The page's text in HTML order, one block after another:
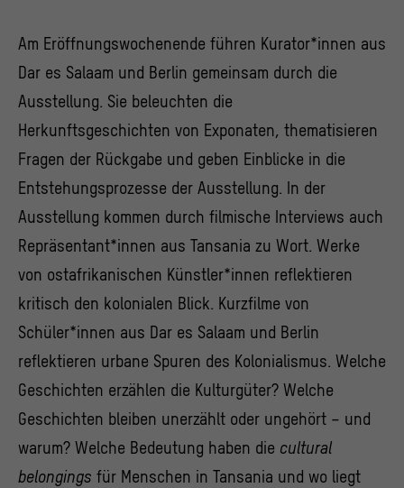
Am Eröffnungswochenende führen Kurator*innen aus
Dar es Salaam und Berlin gemeinsam durch die
Ausstellung. Sie beleuchten die
Herkunftsgeschichten von Exponaten, thematisieren
Fragen der Rückgabe und geben Einblicke in die
Entstehungsprozesse der Ausstellung. In der
Ausstellung kommen durch filmische Interviews auch
Repräsentant*innen aus Tansania zu Wort. Werke
von ostafrikanischen Künstler*innen reflektieren
kritisch den kolonialen Blick. Kurzfilme von
Schüler*innen aus Dar es Salaam und Berlin
reflektieren urbane Spuren des Kolonialismus. Welche
Geschichten erzählen die Kulturgüter? Welche
Geschichten bleiben unerzählt oder ungehört – und
warum? Welche Bedeutung haben die cultural
belongings für Menschen in Tansania und wo liegt